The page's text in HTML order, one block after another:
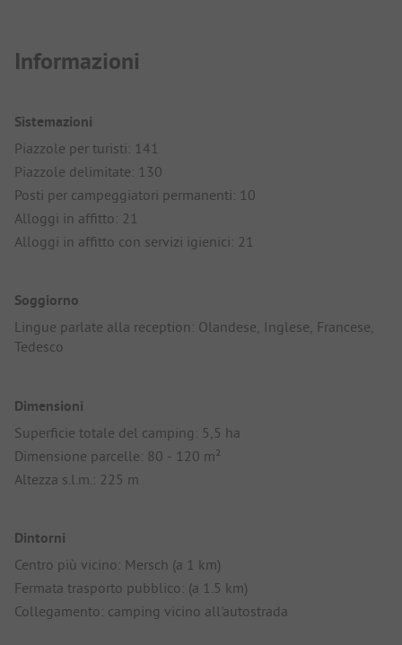
Informazioni
Sistemazioni
Piazzole per turisti: 141
Piazzole delimitate: 130
Posti per campeggiatori permanenti: 10
Alloggi in affitto: 21
Alloggi in affitto con servizi igienici: 21
Soggiorno
Lingue parlate alla reception: Olandese, Inglese, Francese,
Tedesco
Dimensioni
Superficie totale del camping: 5,5 ha
Dimensione parcelle: 80 - 120 m²
Altezza s.l.m.: 225 m
Dintorni
Centro più vicino: Mersch (a 1 km)
Fermata trasporto pubblico: (a 1.5 km)
Collegamento: camping vicino all'autostrada